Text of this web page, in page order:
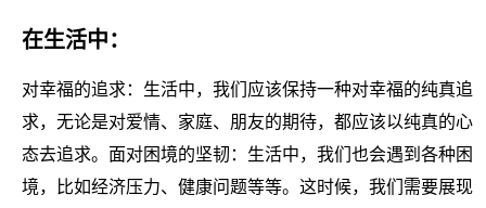
在生活中：
对幸福的追求：生活中，我们应该保持一种对幸福的纯真追
求，无论是对爱情、家庭、朋友的期待，都应该以纯真的心
态去追求。面对困境的坚韧：生活中，我们也会遇到各种困
境，比如经济压力、健康问题等等。这时候，我们需要展现